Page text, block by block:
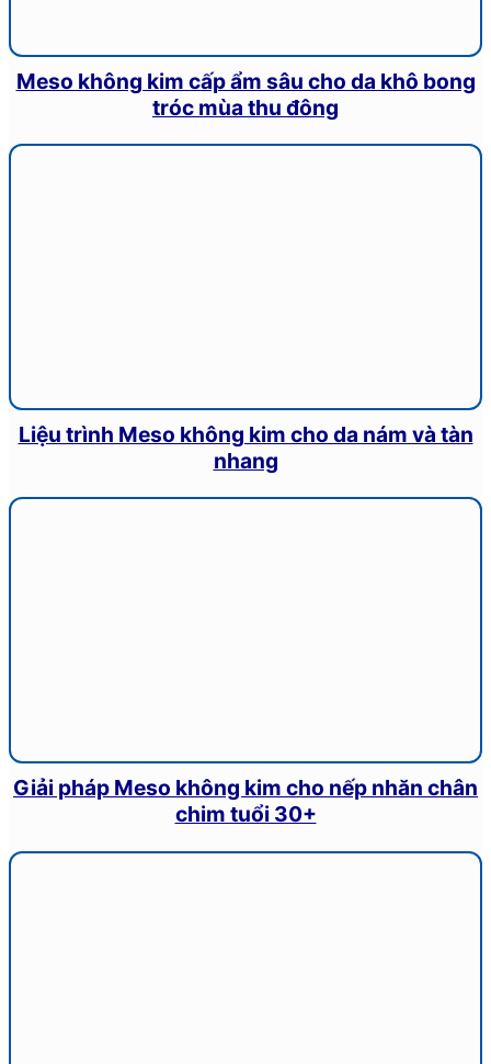
Meso không kim cấp ẩm sâu cho da khô bong
tróc mùa thu đông
Liệu trình Meso không kim cho da nám và tàn
nhang
Giải pháp Meso không kim cho nếp nhăn chân
chim tuổi 30+